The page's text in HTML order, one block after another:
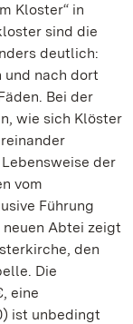
Kloster“ in
sind die
deutlich:
und nach dort
Bei der
wie sich Klöster
der
vom
Führung
Abtei zeigt
den
Die
eine
ist unbedingt